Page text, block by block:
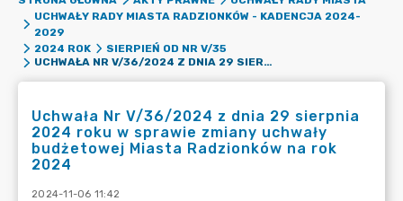
UCHWAŁY RADY MIASTA RADZIONKÓW - KADENCJA 2024-
2029
2024 ROK
SIERPIEŃ OD NR V/35
UCHWAŁA NR V/36/2024 Z DNIA 29 SIERPNIA 2024 ROKU W SPRAWIE ZMIANY UCHWAŁY BUDŻETOWEJ MIASTA RADZIONKÓW NA ROK 2024
Uchwała Nr V/36/2024 z dnia 29 sierpnia
2024 roku w sprawie zmiany uchwały
budżetowej Miasta Radzionków na rok
2024
2024-11-06 11:42